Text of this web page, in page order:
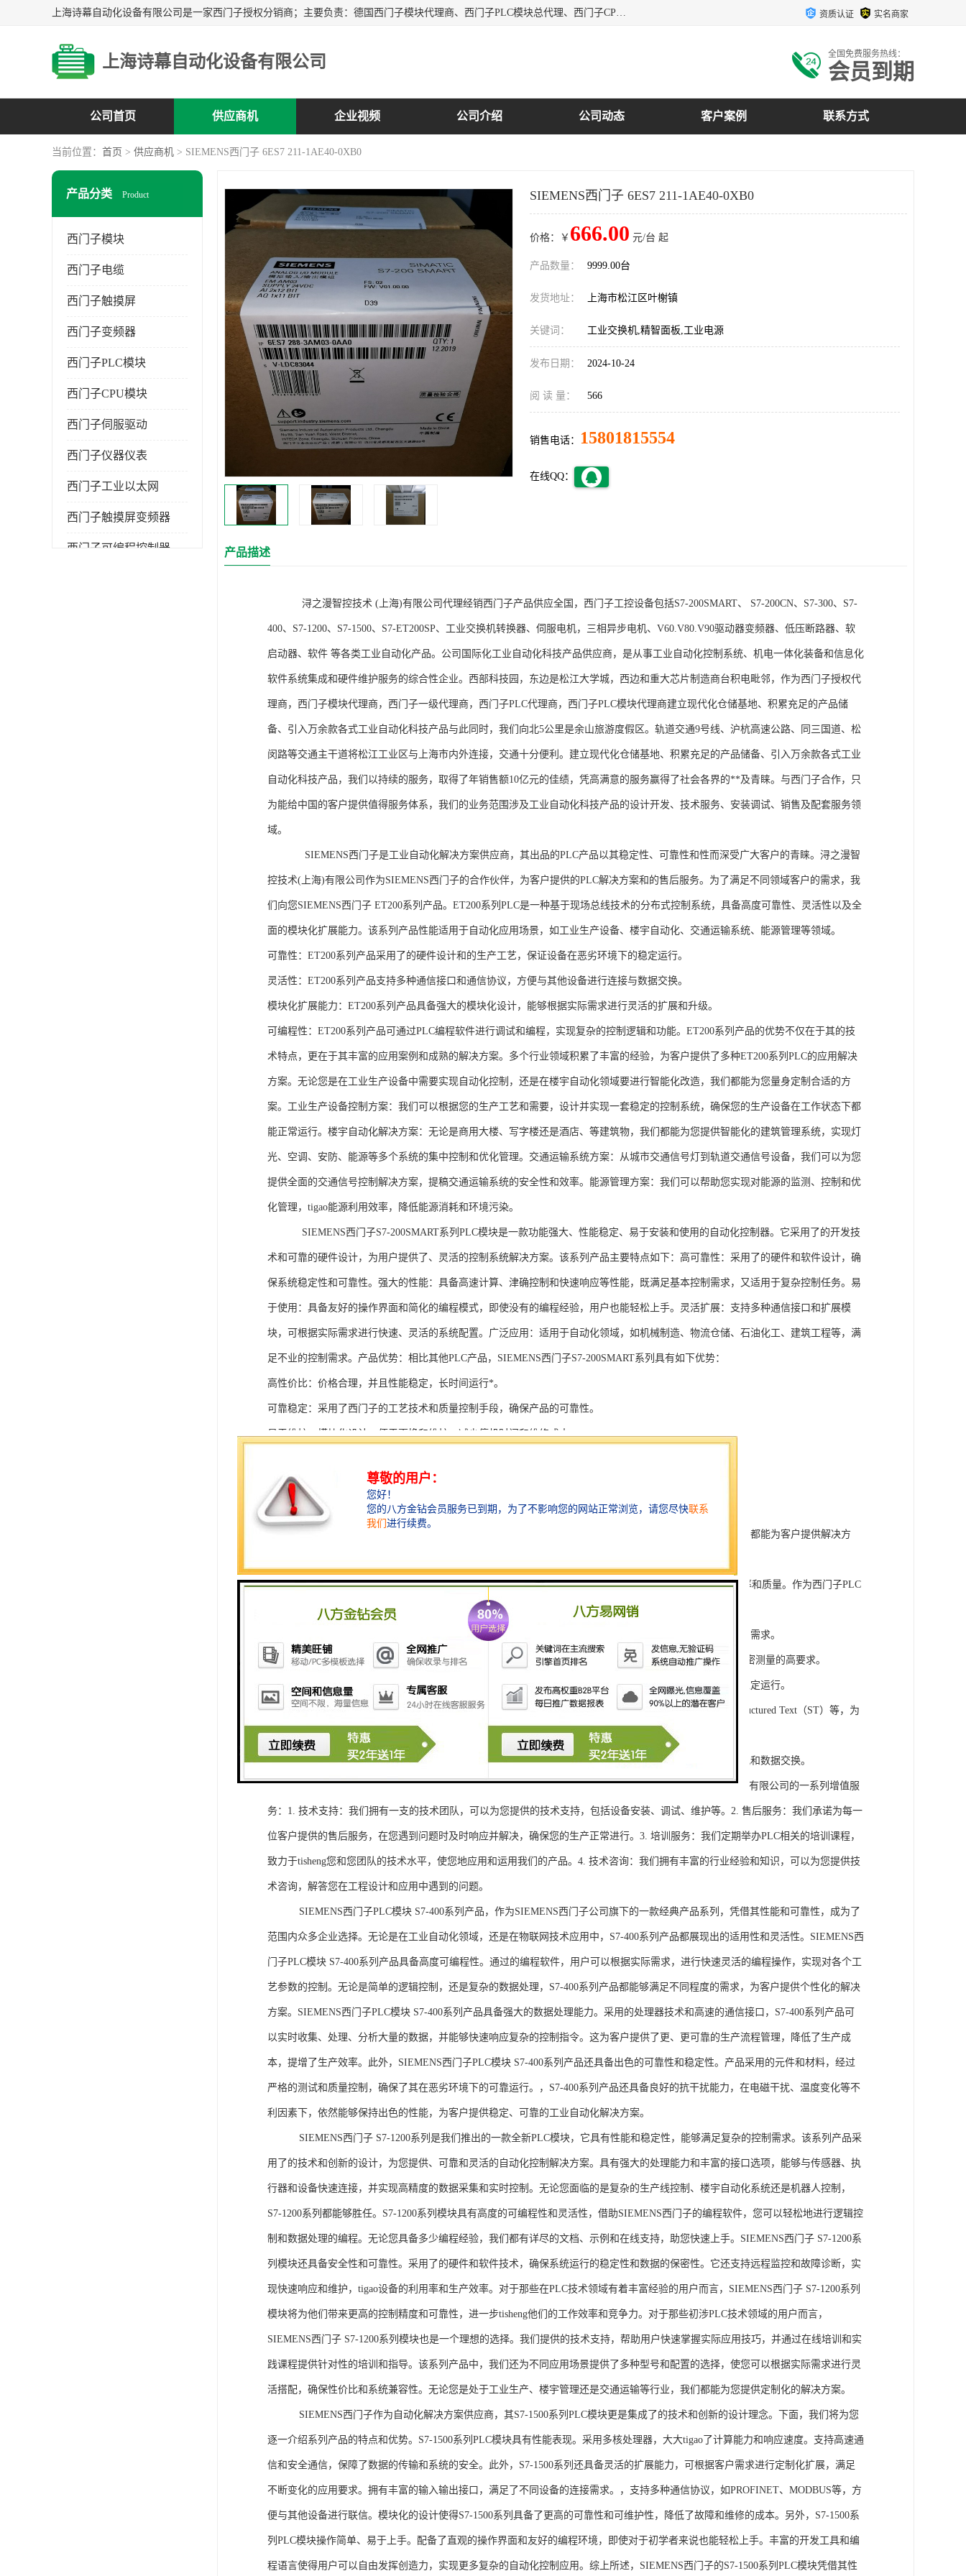
上海诗幕自动化设备有限公司是一家西门子授权分销商；主要负责：德国西门子模块代理商、西门子PLC模块总代理、西门子CPU模块代理商、西门子电缆代理、西门子触摸屏变频器总代理等专销售西门子各系列产品；实体公司，诚信经营，价格优势，品质保证，库存量大，供应！ 资质认证 实名商家
上海诗幕自动化设备有限公司 全国免费服务热线：
会员到期
公司首页 供应商机 企业视频 公司介绍 公司动态 客户案例 联系方式
当前位置： 首页 > 供应商机 > SIEMENS西门子 6ES7 211-1AE40-0XB0
产品分类 Product
西门子模块
西门子电缆
西门子触摸屏
西门子变频器
西门子PLC模块
西门子CPU模块
西门子伺服驱动
西门子仪器仪表
西门子工业以太网
西门子触摸屏变频器
西门子可编程控制器
SIEMENS西门子 6ES7 211-1AE40-0XB0
价格：￥ 666.00 元/台 起
产品数量： 9999.00台
发货地址： 上海市松江区叶榭镇
关键词： 工业交换机,精智面板,工业电源
发布日期： 2024-10-24
阅 读 量： 566
销售电话： 15801815554
在线QQ：
产品描述
浔之漫智控技术 (上海)有限公司代理经销西门子产品供应全国，西门子工控设备包括S7-200SMART、 S7-200CN、S7-300、S7-
400、S7-1200、S7-1500、S7-ET200SP、工业交换机转换器、伺服电机，三相异步电机、V60.V80.V90驱动器变频器、低压断路器、软
启动器、软件 等各类工业自动化产品。公司国际化工业自动化科技产品供应商，是从事工业自动化控制系统、机电一体化装备和信息化
软件系统集成和硬件维护服务的综合性企业。西部科技园，东边是松江大学城，西边和重大芯片制造商台积电毗邻，作为西门子授权代
理商，西门子模块代理商，西门子一级代理商，西门子PLC代理商，西门子PLC模块代理商建立现代化仓储基地、积累充足的产品储
备、引入万余款各式工业自动化科技产品与此同时，我们向北5公里是余山旅游度假区。轨道交通9号线、沪杭高速公路、同三国道、松
闵路等交通主干道将松江工业区与上海市内外连接，交通十分便利。建立现代化仓储基地、积累充足的产品储备、引入万余款各式工业
自动化科技产品，我们以持续的服务，取得了年销售额10亿元的佳绩，凭高满意的服务赢得了社会各界的**及青睐。与西门子合作，只
为能给中国的客户提供值得服务体系，我们的业务范围涉及工业自动化科技产品的设计开发、技术服务、安装调试、销售及配套服务领
域。
SIEMENS西门子是工业自动化解决方案供应商，其出品的PLC产品以其稳定性、可靠性和性而深受广大客户的青睐。浔之漫智
控技术(上海)有限公司作为SIEMENS西门子的合作伙伴，为客户提供的PLC解决方案和的售后服务。为了满足不同领域客户的需求，我
们向您SIEMENS西门子 ET200系列产品。ET200系列PLC是一种基于现场总线技术的分布式控制系统，具备高度可靠性、灵活性以及全
面的模块化扩展能力。该系列产品性能适用于自动化应用场景，如工业生产设备、楼宇自动化、交通运输系统、能源管理等领域。
可靠性：ET200系列产品采用了的硬件设计和的生产工艺，保证设备在恶劣环境下的稳定运行。
灵活性：ET200系列产品支持多种通信接口和通信协议，方便与其他设备进行连接与数据交换。
模块化扩展能力：ET200系列产品具备强大的模块化设计，能够根据实际需求进行灵活的扩展和升级。
可编程性：ET200系列产品可通过PLC编程软件进行调试和编程，实现复杂的控制逻辑和功能。ET200系列产品的优势不仅在于其的技
术特点，更在于其丰富的应用案例和成熟的解决方案。多个行业领域积累了丰富的经验，为客户提供了多种ET200系列PLC的应用解决
方案。无论您是在工业生产设备中需要实现自动化控制，还是在楼宇自动化领域要进行智能化改造，我们都能为您量身定制合适的方
案。工业生产设备控制方案：我们可以根据您的生产工艺和需要，设计并实现一套稳定的控制系统，确保您的生产设备在工作状态下都
能正常运行。楼宇自动化解决方案：无论是商用大楼、写字楼还是酒店、等建筑物，我们都能为您提供智能化的建筑管理系统，实现灯
光、空调、安防、能源等多个系统的集中控制和优化管理。交通运输系统方案：从城市交通信号灯到轨道交通信号设备，我们可以为您
提供全面的交通信号控制解决方案，提稿交通运输系统的安全性和效率。能源管理方案：我们可以帮助您实现对能源的监测、控制和优
化管理，tigao能源利用效率，降低能源消耗和环境污染。
SIEMENS西门子S7-200SMART系列PLC模块是一款功能强大、性能稳定、易于安装和使用的自动化控制器。它采用了的开发技
术和可靠的硬件设计，为用户提供了、灵活的控制系统解决方案。该系列产品主要特点如下：高可靠性：采用了的硬件和软件设计，确
保系统稳定性和可靠性。强大的性能：具备高速计算、津确控制和快速响应等性能，既满足基本控制需求，又适用于复杂控制任务。易
于使用：具备友好的操作界面和简化的编程模式，即使没有的编程经验，用户也能轻松上手。灵活扩展：支持多种通信接口和扩展模
块，可根据实际需求进行快速、灵活的系统配置。广泛应用：适用于自动化领域，如机械制造、物流仓储、石油化工、建筑工程等，满
足不业的控制需求。产品优势：相比其他PLC产品，SIEMENS西门子S7-200SMART系列具有如下优势：
高性价比：价格合理，并且性能稳定，长时间运行*。
可靠稳定：采用了西门子的工艺技术和质量控制手段，确保产品的可靠性。
易于维护：模块化设计，便于更换和维护，减少停机时间和维修成本。
灵活配置：多种通信接口和编程模式可选，满足不同用户的个性化要求。
快速部署：配备了完善的软件工具和技术支持，可快速部署系统，缩短项目周期。
在智能科技、自动化科技和机电领域内有着到的见解。无论是提供技术咨询，还是进行技术开发和转让，我们都能为客户提供解决方
SIEMENS西门子PLC模块S7-300系列产品是一系列高可靠性、高性能的工控设备，旨在tisheng生产效率和质量。作为西门子PLC
系列中的重要组成部分，S7-300系列产品具有以下突出特点：
1. 灵活性和可扩展性：S7-300系列产品设计特，可根据客户需求灵活配置输入输出模块，满足不同规模工程的需求。
2. 高速、高精度的模拟量输入输出：S7-300系列产品支持多达8个模拟量输入输出通道，可满足对于控制和精密测量的高要求。
3. 高可靠性和稳定性：S7-300系列产品采用的硬件和软件技术，具有高度可靠性和稳定性，保证系统的长期稳定运行。
4. 灵活可编程：S7-300系列产品采用TIA Portal开发环境，支持多种编程语言，如Ladder Diagram（LD）、Structured Text（ST）等，为
工程师提供了更多编程选择。
5. 可靠的通讯接口：S7-300系列产品配备丰富的通讯接口，可与其他工控设备无缝集成，实现设备之间的通讯和数据交换。
购买SIEMENS西门子PLC模块S7-300系列产品，不仅获得了可靠的工控设备，还将获得浔之漫智控技术(上海)有限公司的一系列增值服
务：1. 技术支持：我们拥有一支的技术团队，可以为您提供的技术支持，包括设备安装、调试、维护等。2. 售后服务：我们承诺为每一
位客户提供的售后服务，在您遇到问题时及时响应并解决，确保您的生产正常进行。3. 培训服务：我们定期举办PLC相关的培训课程，
致力于tisheng您和您团队的技术水平，使您地应用和运用我们的产品。4. 技术咨询：我们拥有丰富的行业经验和知识，可以为您提供技
术咨询，解答您在工程设计和应用中遇到的问题。
SIEMENS西门子PLC模块 S7-400系列产品，作为SIEMENS西门子公司旗下的一款经典产品系列，凭借其性能和可靠性，成为了
范围内众多企业选择。无论是在工业自动化领域，还是在物联网技术应用中，S7-400系列产品都展现出的适用性和灵活性。SIEMENS西
门子PLC模块 S7-400系列产品具备高度可编程性。通过的编程软件，用户可以根据实际需求，进行快速灵活的编程操作，实现对各个工
艺参数的控制。无论是简单的逻辑控制，还是复杂的数据处理，S7-400系列产品都能够满足不同程度的需求，为客户提供个性化的解决
方案。SIEMENS西门子PLC模块 S7-400系列产品具备强大的数据处理能力。采用的处理器技术和高速的通信接口，S7-400系列产品可
以实时收集、处理、分析大量的数据，并能够快速响应复杂的控制指令。这为客户提供了更、更可靠的生产流程管理，降低了生产成
本，提增了生产效率。此外，SIEMENS西门子PLC模块 S7-400系列产品还具备出色的可靠性和稳定性。产品采用的元件和材料，经过
严格的测试和质量控制，确保了其在恶劣环境下的可靠运行。，S7-400系列产品还具备良好的抗干扰能力，在电磁干扰、温度变化等不
利因素下，依然能够保持出色的性能，为客户提供稳定、可靠的工业自动化解决方案。
SIEMENS西门子 S7-1200系列是我们推出的一款全新PLC模块，它具有性能和稳定性，能够满足复杂的控制需求。该系列产品采
用了的技术和创新的设计，为您提供、可靠和灵活的自动化控制解决方案。具有强大的处理能力和丰富的接口选项，能够与传感器、执
行器和设备快速连接，并实现高精度的数据采集和实时控制。无论您面临的是复杂的生产线控制、楼宇自动化系统还是机器人控制，
S7-1200系列都能够胜任。S7-1200系列模块具有高度的可编程性和灵活性，借助SIEMENS西门子的编程软件，您可以轻松地进行逻辑控
制和数据处理的编程。无论您具备多少编程经验，我们都有详尽的文档、示例和在线支持，助您快速上手。SIEMENS西门子 S7-1200系
列模块还具备安全性和可靠性。采用了的硬件和软件技术，确保系统运行的稳定性和数据的保密性。它还支持远程监控和故障诊断，实
现快速响应和维护，tigao设备的利用率和生产效率。对于那些在PLC技术领域有着丰富经验的用户而言，SIEMENS西门子 S7-1200系列
模块将为他们带来更高的控制精度和可靠性，进一步tisheng他们的工作效率和竞争力。对于那些初涉PLC技术领域的用户而言，
SIEMENS西门子 S7-1200系列模块也是一个理想的选择。我们提供的技术支持，帮助用户快速掌握实际应用技巧，并通过在线培训和实
践课程提供针对性的培训和指导。该系列产品中，我们还为不同应用场景提供了多种型号和配置的选择，使您可以根据实际需求进行灵
活搭配，确保性价比和系统兼容性。无论您是处于工业生产、楼宇管理还是交通运输等行业，我们都能为您提供定制化的解决方案。
SIEMENS西门子作为自动化解决方案供应商，其S7-1500系列PLC模块更是集成了的技术和创新的设计理念。下面，我们将为您
逐一介绍系列产品的特点和优势。S7-1500系列PLC模块具有性能表现。采用多核处理器，大大tigao了计算能力和响应速度。支持高速通
信和安全通信，保障了数据的传输和系统的安全。此外，S7-1500系列还具备灵活的扩展能力，可根据客户需求进行定制化扩展，满足
不断变化的应用要求。拥有丰富的输入输出接口，满足了不同设备的连接需求。，支持多种通信协议，如PROFINET、MODBUS等，方
便与其他设备进行联信。模块化的设计使得S7-1500系列具备了更高的可靠性和可维护性，降低了故障和维修的成本。另外，S7-1500系
列PLC模块操作简单、易于上手。配备了直观的操作界面和友好的编程环境，即使对于初学者来说也能轻松上手。丰富的开发工具和编
程语言使得用户可以自由发挥创造力，实现更多复杂的自动化控制应用。综上所述，SIEMENS西门子的S7-1500系列PLC模块凭借其性